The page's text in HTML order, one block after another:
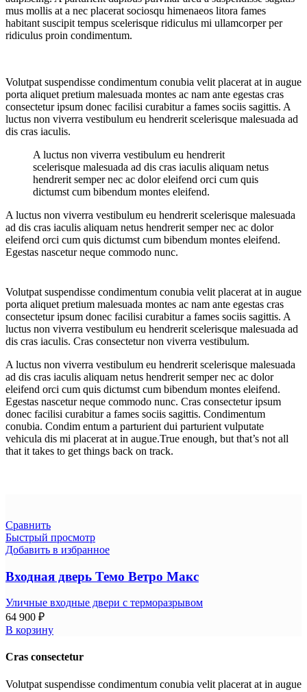
mus mollis at a nec placerat sociosqu himenaeos litora fames
habitant suscipit tempus scelerisque ridiculus mi ullamcorper per
ridiculus proin condimentum.
Volutpat suspendisse condimentum conubia velit placerat at in augue
porta aliquet pretium malesuada montes ac nam ante egestas cras
consectetur ipsum donec facilisi curabitur a fames sociis sagittis. A
luctus non viverra vestibulum eu hendrerit scelerisque malesuada ad
dis cras iaculis.
A luctus non viverra vestibulum eu hendrerit
scelerisque malesuada ad dis cras iaculis aliquam netus
hendrerit semper nec ac dolor eleifend orci cum quis
dictumst cum bibendum montes eleifend.
A luctus non viverra vestibulum eu hendrerit scelerisque malesuada
ad dis cras iaculis aliquam netus hendrerit semper nec ac dolor
eleifend orci cum quis dictumst cum bibendum montes eleifend.
Egestas nascetur neque commodo nunc.
Volutpat suspendisse condimentum conubia velit placerat at in augue
porta aliquet pretium malesuada montes ac nam ante egestas cras
consectetur ipsum donec facilisi curabitur a fames sociis sagittis. A
luctus non viverra vestibulum eu hendrerit scelerisque malesuada ad
dis cras iaculis. Cras consectetur non viverra vestibulum.
A luctus non viverra vestibulum eu hendrerit scelerisque malesuada
ad dis cras iaculis aliquam netus hendrerit semper nec ac dolor
eleifend orci cum quis dictumst cum bibendum montes eleifend.
Egestas nascetur neque commodo nunc. Cras consectetur ipsum
donec facilisi curabitur a fames sociis sagittis. Condimentum
conubia. Condim entum a parturient dui parturient vulputate
vehicula dis mi placerat at in augue.True enough, but that’s not all
that it takes to get things back on track.
Сравнить
Быстрый просмотр
Добавить в избранное
Входная дверь Темо Ветро Макс
Уличные входные двери с терморазрывом
64 900 ₽
В корзину
Cras consectetur
Volutpat suspendisse condimentum conubia velit placerat at in augue